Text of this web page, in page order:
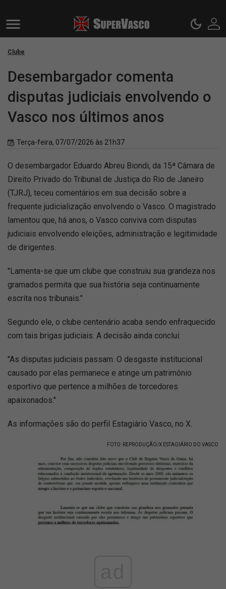
Clube
Desembargador comenta
disputas judiciais envolvendo o
Vasco nos últimos anos
Terça-feira, 07/07/2026 às 21h37
O desembargador Eduardo Abreu Biondi, da 15ª Câmara de
Direito Privado do Tribunal de Justiça do Rio de Janeiro
(TJRJ), teceu comentários em sua decisão sobre a
frequente judicialização envolvendo o Vasco. O magistrado
lamentou que, há anos, o Vasco conviva com disputas
judiciais envolvendo eleições, administração e legitimidade
de dirigentes.
"Lamenta-se que um clube que construiu sua grandeza nos
gramados permita que sua história seja continuamente
escrita nos tribunais."
Segundo ele, o clube centenário acaba sendo enfraquecido
com tais brigas judiciais. A decisão ainda conclui:
"As disputas judiciais passam. O desgaste institucional
causado por elas permanece e atinge um patrimônio
esportivo que pertence a milhões de torcedores
apaixonados."
As informações são do perfil Estagiário Vasco, no X.
FOTO: REPRODUÇÃO/X ESTAGIÁRIO DO VASCO